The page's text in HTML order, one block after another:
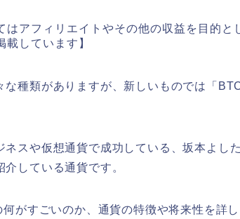
はアフィリエイトやその他の収益を目的
載しています】
な種類がありますが、新しいものでは「
ネスや仮想通貨で成功している、坂本よし
している通貨です。
がすごいのか、通貨の特徴や将来性を詳